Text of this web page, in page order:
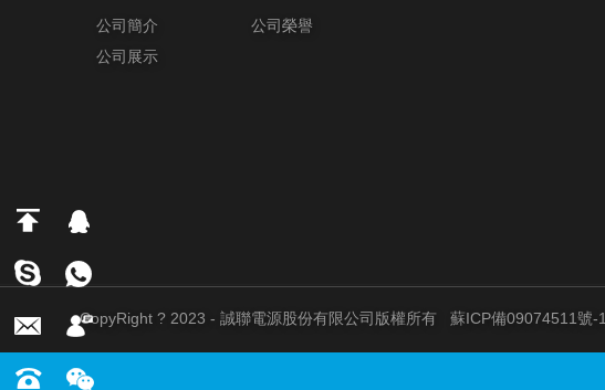
公司簡介
公司榮譽
公司展示
CopyRight ? 2023 - 誠聯電源股份有限公司版權所有 蘇ICP備09074511號-1